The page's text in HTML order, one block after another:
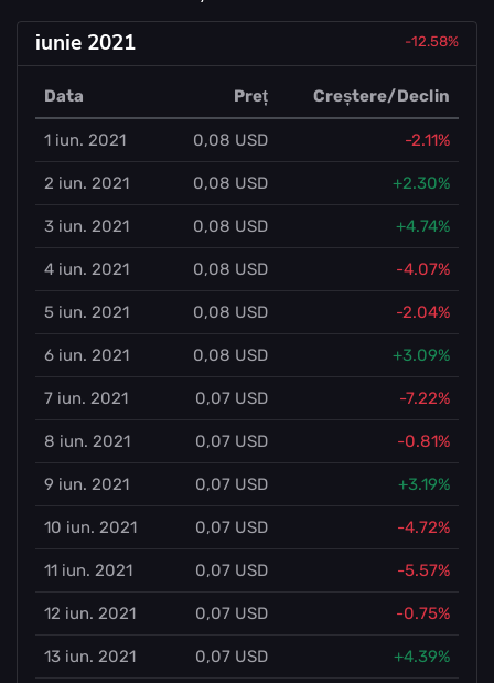
iunie 2021 -12.58%
Data Preț Creștere/Declin
1 iun. 2021 0,08 USD -2.11%
2 iun. 2021 0,08 USD +2.30%
3 iun. 2021 0,08 USD +4.74%
4 iun. 2021 0,08 USD -4.07%
5 iun. 2021 0,08 USD -2.04%
6 iun. 2021 0,08 USD +3.09%
7 iun. 2021 0,07 USD -7.22%
8 iun. 2021 0,07 USD -0.81%
9 iun. 2021 0,07 USD +3.19%
10 iun. 2021 0,07 USD -4.72%
11 iun. 2021 0,07 USD -5.57%
12 iun. 2021 0,07 USD -0.75%
13 iun. 2021 0,07 USD +4.39%